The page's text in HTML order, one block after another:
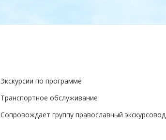
Экскурсии по программе
Транспортное обслуживание
Сопровождает группу православный экскурсовод